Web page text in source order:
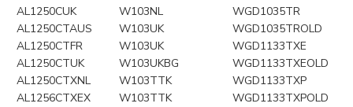
AL1250CUK
W103NL
WGD1035TR
AL1250CTAUS
W103UK
WGD1035TROLD
AL1250CTFR
W103UK
WGD1133TXE
AL1250CTUK
W103UKBG
WGD1133TXEOLD
AL1250CTXNL
W103TTK
WGD1133TXP
AL1256CTXEX
W103TTK
WGD1133TXPOLD